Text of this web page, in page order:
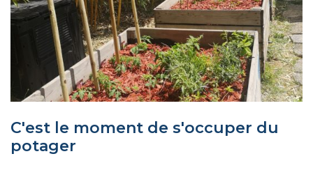
C'est le moment de s'occuper du
potager